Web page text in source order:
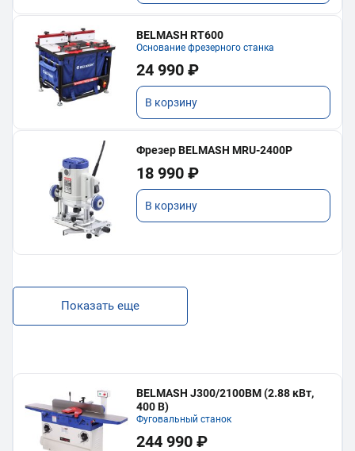
BELMASH RT600
Основание фрезерного станка
24 990 ₽
В корзину
Фрезер BELMASH MRU-2400P
18 990 ₽
В корзину
Показать еще
BELMASH J300/2100ВМ (2.88 кВт,
400 В)
Фуговальный станок
244 990 ₽